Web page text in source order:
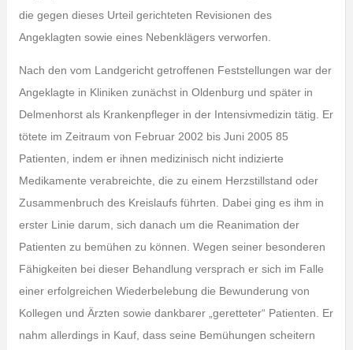
die gegen dieses Urteil gerichteten Revisionen des
Angeklagten sowie eines Nebenklägers verworfen.
Nach den vom Landgericht getroffenen Feststellungen war der
Angeklagte in Kliniken zunächst in Oldenburg und später in
Delmenhorst als Krankenpfleger in der Intensivmedizin tätig. Er
tötete im Zeitraum von Februar 2002 bis Juni 2005 85
Patienten, indem er ihnen medizinisch nicht indizierte
Medikamente verabreichte, die zu einem Herzstillstand oder
Zusammenbruch des Kreislaufs führten. Dabei ging es ihm in
erster Linie darum, sich danach um die Reanimation der
Patienten zu bemühen zu können. Wegen seiner besonderen
Fähigkeiten bei dieser Behandlung versprach er sich im Falle
einer erfolgreichen Wiederbelebung die Bewunderung von
Kollegen und Ärzten sowie dankbarer „geretteter“ Patienten. Er
nahm allerdings in Kauf, dass seine Bemühungen scheitern